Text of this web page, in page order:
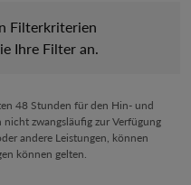
Filterkriterien
Ihre Filter an.
48 Stunden für den Hin- und
zwangsläufig zur Verfügung
andere Leistungen, können
können gelten.